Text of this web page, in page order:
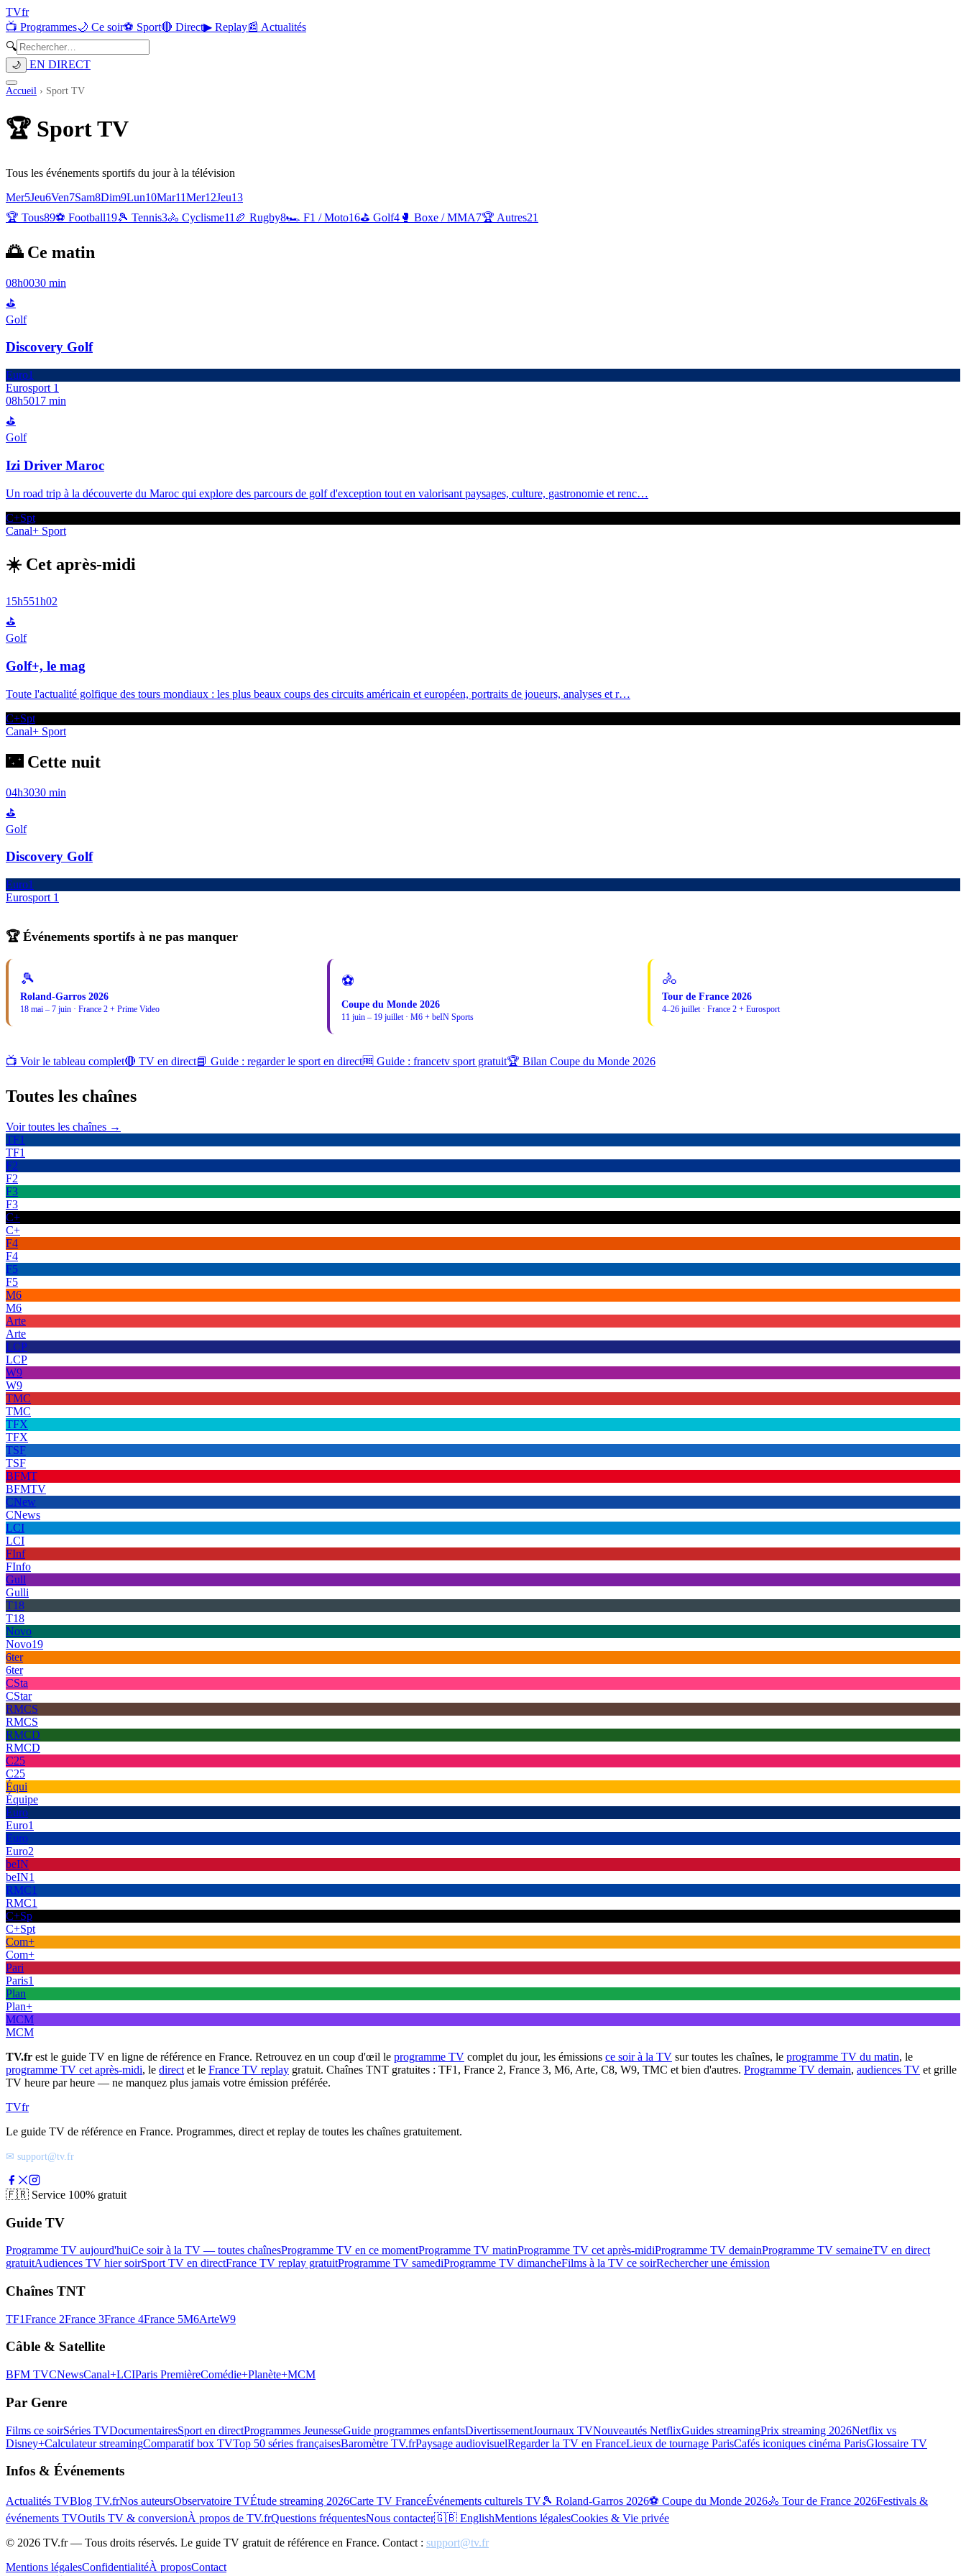
TVfr
📺 Programmes🌙 Ce soir⚽ Sport🔴 Direct▶ Replay📰 Actualités
🔍
🌙 EN DIRECT
Accueil › Sport TV
🏆 Sport TV
Tous les événements sportifs du jour à la télévision
Mer5Jeu6Ven7Sam8Dim9Lun10Mar11Mer12Jeu13
🏆 Tous89⚽ Football19🎾 Tennis3🚴 Cyclisme11 🏉 Rugby8🏎️ F1 / Moto16⛳ Golf4 🥊 Boxe / MMA7🏆 Autres21
🌅 Ce matin
08h0030 min
⛳
Golf
Discovery Golf
Euro1
Eurosport 1
08h5017 min
⛳
Golf
Izi Driver Maroc
Un road trip à la découverte du Maroc qui explore des parcours de golf d'exception tout en valorisant paysages, culture, gastronomie et renc…
C+Spt
Canal+ Sport
☀️ Cet après-midi
15h551h02
⛳
Golf
Golf+, le mag
Toute l'actualité golfique des tours mondiaux : les plus beaux coups des circuits américain et européen, portraits de joueurs, analyses et r…
C+Spt
Canal+ Sport
🌃 Cette nuit
04h3030 min
⛳
Golf
Discovery Golf
Euro1
Eurosport 1
🏆 Événements sportifs à ne pas manquer
🎾
Roland-Garros 2026
18 mai – 7 juin · France 2 + Prime Video
⚽
Coupe du Monde 2026
11 juin – 19 juillet · M6 + beIN Sports
🚴
Tour de France 2026
4–26 juillet · France 2 + Eurosport
📺 Voir le tableau complet🔴 TV en direct📘 Guide : regarder le sport en direct🆓 Guide : francetv sport gratuit🏆 Bilan Coupe du Monde 2026
Toutes les chaînes
Voir toutes les chaînes →
TF1
TF1
F2
F2
F3
F3
C+
C+
F4
F4
F5
F5
M6
M6
Arte
Arte
LCP
LCP
W9
W9
TMC
TMC
TFX
TFX
TSF
TSF
BFMT
BFMTV
CNew
CNews
LCI
LCI
FInf
FInfo
Gull
Gulli
T18
T18
Novo
Novo19
6ter
6ter
CSta
CStar
RMCS
RMCS
RMCD
RMCD
C25
C25
Équi
Équipe
Euro
Euro1
Euro
Euro2
beIN
beIN1
RMC1
RMC1
C+Sp
C+Spt
Com+
Com+
Pari
Paris1
Plan
Plan+
MCM
MCM
TV.fr est le guide TV en ligne de référence en France. Retrouvez en un coup d'œil le programme TV complet du jour, les émissions ce soir à la TV sur toutes les chaînes, le programme TV du matin, le
programme TV cet après-midi, le direct et le France TV replay gratuit. Chaînes TNT gratuites : TF1, France 2, France 3, M6, Arte, C8, W9, TMC et bien d'autres. Programme TV demain, audiences TV et grille
TV heure par heure — ne manquez plus jamais votre émission préférée.
TVfr
Le guide TV de référence en France. Programmes, direct et replay de toutes les chaînes gratuitement.
✉ support@tv.fr
🇫🇷 Service 100% gratuit
Guide TV
Programme TV aujourd'huiCe soir à la TV — toutes chaînesProgramme TV en ce momentProgramme TV matinProgramme TV cet après-midiProgramme TV demainProgramme TV semaineTV en direct
gratuitAudiences TV hier soirSport TV en directFrance TV replay gratuitProgramme TV samediProgramme TV dimancheFilms à la TV ce soirRechercher une émission
Chaînes TNT
TF1France 2France 3France 4France 5M6ArteW9
Câble & Satellite
BFM TVCNewsCanal+LCIParis PremièreComédie+Planète+MCM
Par Genre
Films ce soirSéries TVDocumentairesSport en directProgrammes JeunesseGuide programmes enfantsDivertissementJournaux TVNouveautés NetflixGuides streamingPrix streaming 2026Netflix vs
Disney+Calculateur streamingComparatif box TVTop 50 séries françaisesBaromètre TV.frPaysage audiovisuelRegarder la TV en FranceLieux de tournage ParisCafés iconiques cinéma ParisGlossaire TV
Infos & Événements
Actualités TVBlog TV.frNos auteursObservatoire TVÉtude streaming 2026Carte TV FranceÉvénements culturels TV🎾 Roland-Garros 2026⚽ Coupe du Monde 2026🚴 Tour de France 2026Festivals &
événements TVOutils TV & conversionÀ propos de TV.frQuestions fréquentesNous contacter🇬🇧 EnglishMentions légalesCookies & Vie privée
© 2026 TV.fr — Tous droits réservés. Le guide TV gratuit de référence en France. Contact : support@tv.fr
Mentions légalesConfidentialitéÀ proposContact